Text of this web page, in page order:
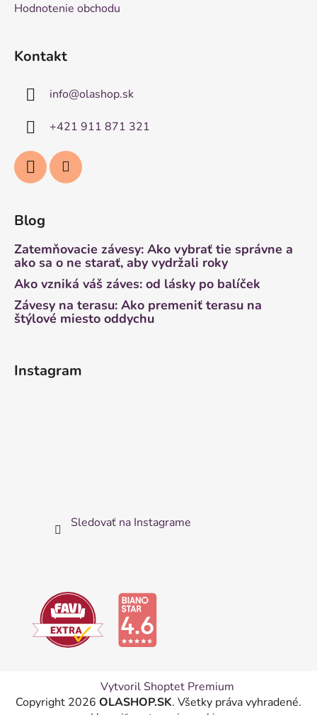
Hodnotenie obchodu
Kontakt
info@olashop.sk
+421 911 871 321
Blog
Zatemňovacie závesy: Ako vybrať tie správne a
ako sa o ne starať, aby vydržali roky
Ako vzniká váš záves: od lásky po balíček
Závesy na terasu: Ako premeniť terasu na
štýlové miesto oddychu
Instagram
Sledovať na Instagrame
Vytvoril Shoptet Premium
Copyright 2026 OLASHOP.SK. Všetky práva vyhradené.